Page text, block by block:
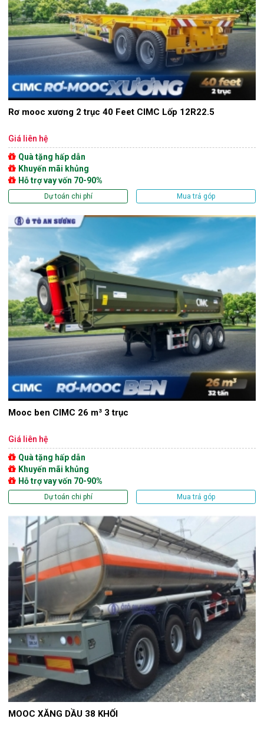
Rơ mooc xương 2 trục 40 Feet CIMC Lốp 12R22.5
Giá liên hệ
Quà tặng hấp dẫn
Khuyến mãi khủng
Hỗ trợ vay vốn 70-90%
Dự toán chi phí Mua trả góp
Mooc ben CIMC 26 m³ 3 trục
Giá liên hệ
Quà tặng hấp dẫn
Khuyến mãi khủng
Hỗ trợ vay vốn 70-90%
Dự toán chi phí Mua trả góp
MOOC XĂNG DẦU 38 KHỐI